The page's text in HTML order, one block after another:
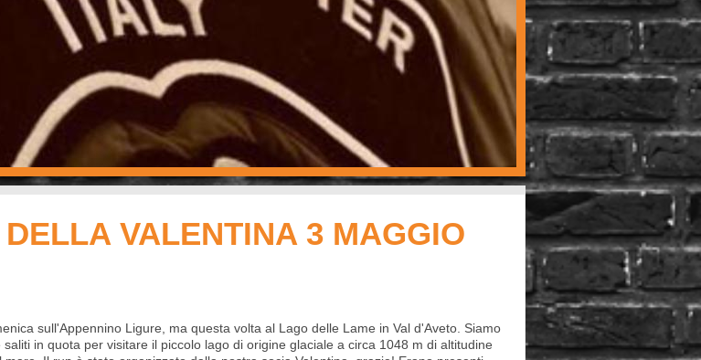
DELLA VALENTINA 3 MAGGIO
sull'Appennino Ligure, ma questa volta al Lago delle Lame in Val d'Aveto. Siamo
saliti in quota per visitare il piccolo lago di origine glaciale a circa 1048 m di altitudine